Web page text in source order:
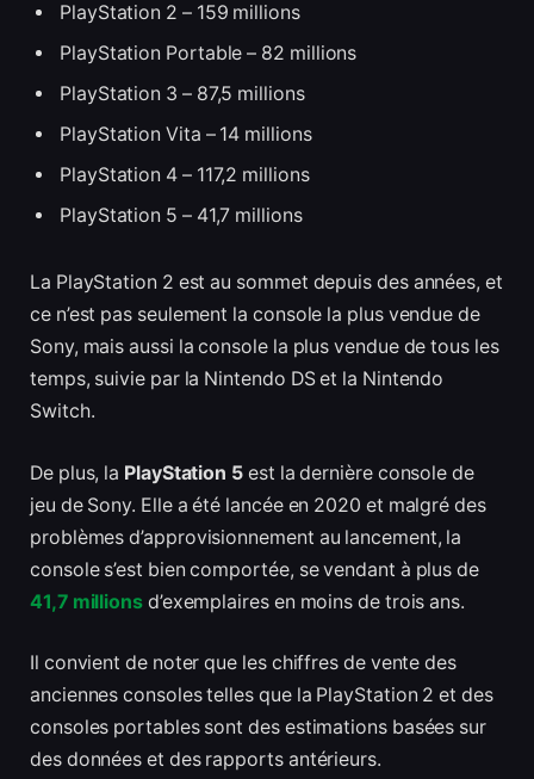
PlayStation 2 – 159 millions
PlayStation Portable – 82 millions
PlayStation 3 – 87,5 millions
PlayStation Vita – 14 millions
PlayStation 4 – 117,2 millions
PlayStation 5 – 41,7 millions
La PlayStation 2 est au sommet depuis des années, et
ce n’est pas seulement la console la plus vendue de
Sony, mais aussi la console la plus vendue de tous les
temps, suivie par la Nintendo DS et la Nintendo
Switch.
De plus, la PlayStation 5 est la dernière console de
jeu de Sony. Elle a été lancée en 2020 et malgré des
problèmes d’approvisionnement au lancement, la
console s’est bien comportée, se vendant à plus de
41,7 millions d’exemplaires en moins de trois ans.
Il convient de noter que les chiffres de vente des
anciennes consoles telles que la PlayStation 2 et des
consoles portables sont des estimations basées sur
des données et des rapports antérieurs.